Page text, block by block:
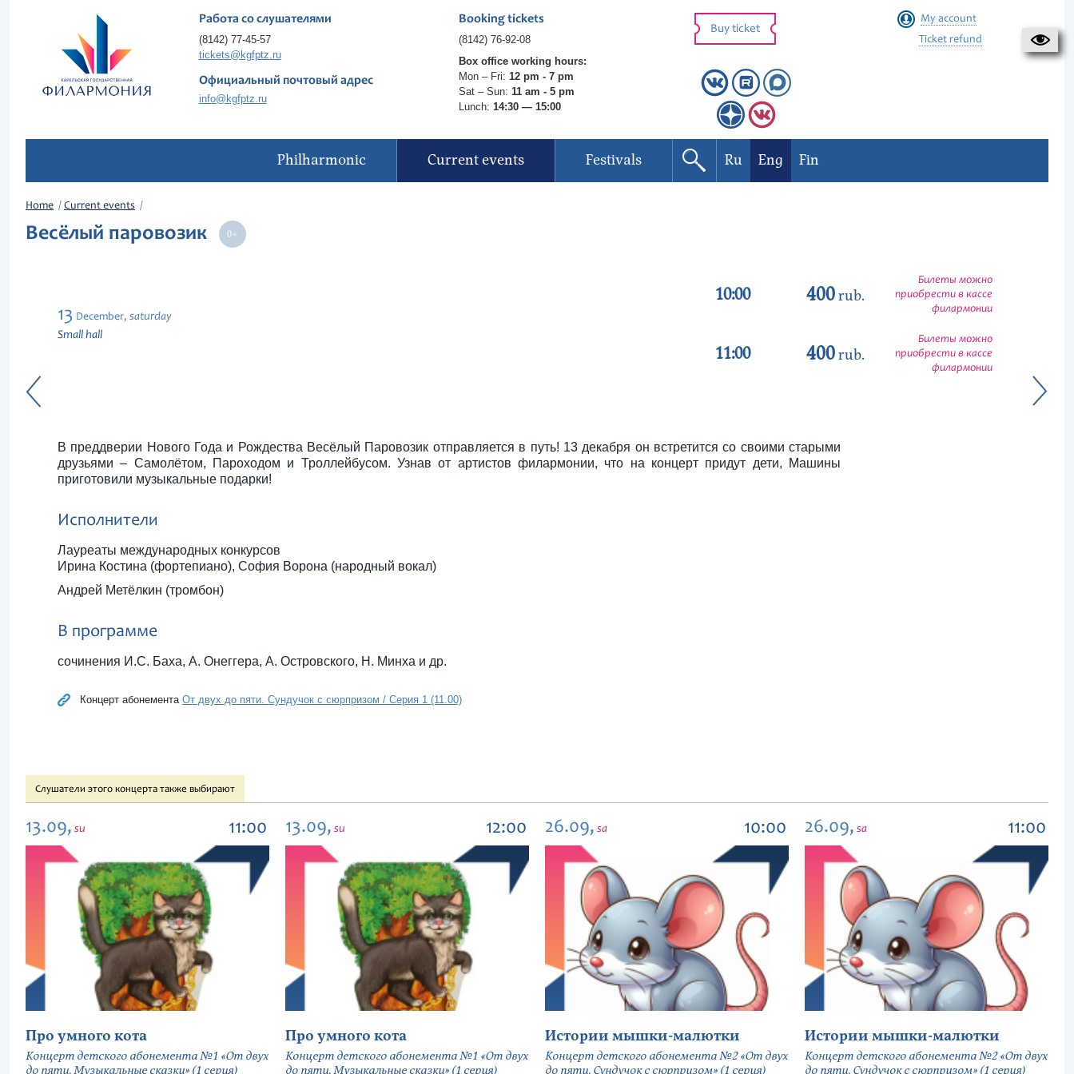
Работа со слушателями
(8142) 77-45-57
tickets@kgfptz.ru
Официальный почтовый адрес
info@kgfptz.ru
Booking tickets
(8142) 76-92-08
Box office working hours:
Mon – Fri: 12 pm - 7 pm
Sat – Sun: 11 am - 5 pm
Lunch: 14:30 — 15:00
Buy ticket
My account
Ticket refund
Philharmonic Current events Festivals Ru Eng Fin
Home Current events
Весёлый паровозик
13 December, saturday
Small hall
10:00 400rub.
Билеты можно
приобрести в кассе
филармонии
11:00 400rub.
Билеты можно
приобрести в кассе
филармонии
В преддверии Нового Года и Рождества Весёлый Паровозик отправляется в путь! 13 декабря он встретится со своими старыми
друзьями – Самолётом, Пароходом и Троллейбусом. Узнав от артистов филармонии, что на концерт придут дети, Машины
приготовили музыкальные подарки!
Исполнители
Лауреаты международных конкурсов
Ирина Костина (фортепиано), София Ворона (народный вокал)
Андрей Метёлкин (тромбон)
В программе
сочинения И.С. Баха, А. Онеггера, А. Островского, Н. Минха и др.
Концерт абонемента От двух до пяти. Сундучок с сюрпризом / Серия 1 (11.00)
Слушатели этого концерта также выбирают
13.09, su 11:00
Про умного кота
Концерт детского абонемента №1 «От двух
до пяти. Музыкальные сказки» (1 серия)
13.09, su 12:00
Про умного кота
Концерт детского абонемента №1 «От двух
до пяти. Музыкальные сказки» (1 серия)
26.09, sa 10:00
Истории мышки-малютки
Концерт детского абонемента №2 «От двух
до пяти. Сундучок с сюрпризом» (1 серия)
26.09, sa 11:00
Истории мышки-малютки
Концерт детского абонемента №2 «От двух
до пяти. Сундучок с сюрпризом» (1 серия)